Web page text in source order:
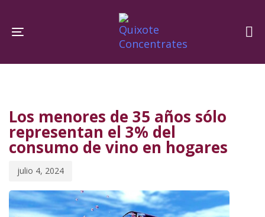
links
navigation
content
Toggle navigation
Los menores de 35 años sólo
representan el 3% del
consumo de vino en hogares
julio 4, 2024